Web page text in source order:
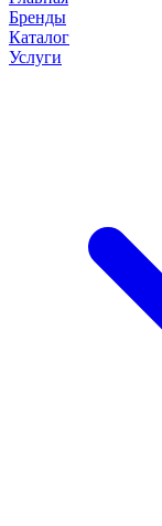
Бренды
Каталог
Услуги